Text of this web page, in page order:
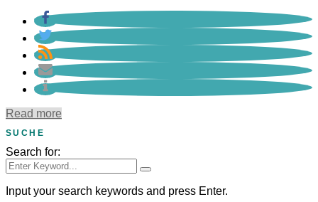
Read more
SUCHE
Search for:
Input your search keywords and press Enter.